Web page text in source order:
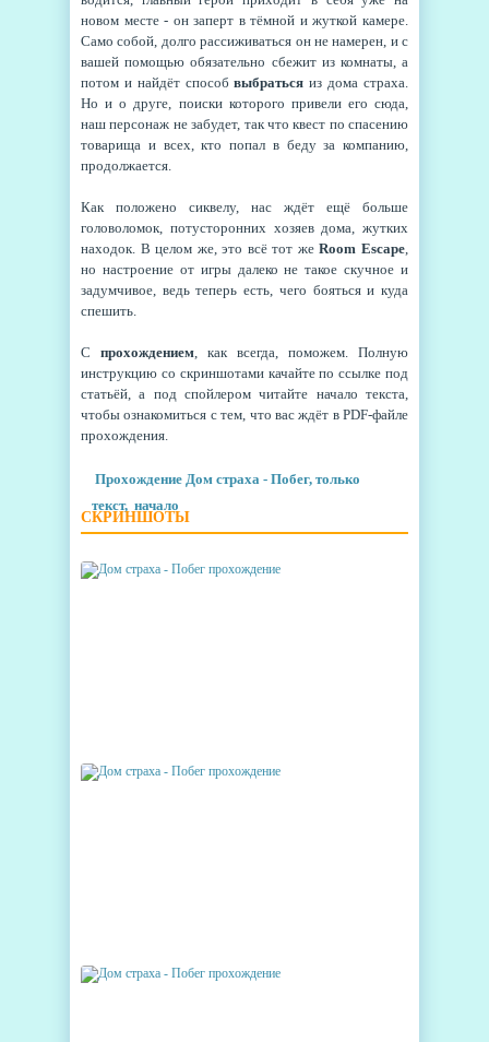
новом месте - он заперт в тёмной и жуткой камере.
Само собой, долго рассиживаться он не намерен, и с
вашей помощью обязательно сбежит из комнаты, а
потом и найдёт способвыбратьсяиз дома страха.
Но и о друге, поиски которого привели его сюда,
наш персонаж не забудет, так что квест по спасению
товарища и всех, кто попал в беду за компанию,
продолжается.
Как положено сиквелу, нас ждёт ещё больше
головоломок, потусторонних хозяев дома, жутких
находок. В целом же, это всё тот жеRoom Escape,
но настроение от игры далеко не такое скучное и
задумчивое, ведь теперь есть, чего бояться и куда
спешить.
С прохождением, как всегда, поможем. Полную
инструкцию со скриншотами качайте по ссылке под
статьёй, а под спойлером читайте начало текста,
чтобы ознакомиться с тем, что вас ждёт в PDF-файле
прохождения.
Прохождение Дом страха - Побег, только
текст, начало
СКРИНШОТЫ